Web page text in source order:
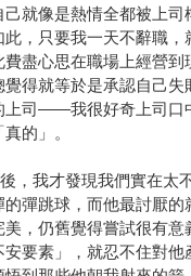
就像是熱情全都被上司
，只要我一天不辭職，
盡心思在職場上經營到
得就等於是承認自己失
上司——我很好奇上司口
的」。
，我才發現我們實在太
彈跳球，而他最討厭的
，仍舊覺得嘗試很有意
要素」，就忍不住對他